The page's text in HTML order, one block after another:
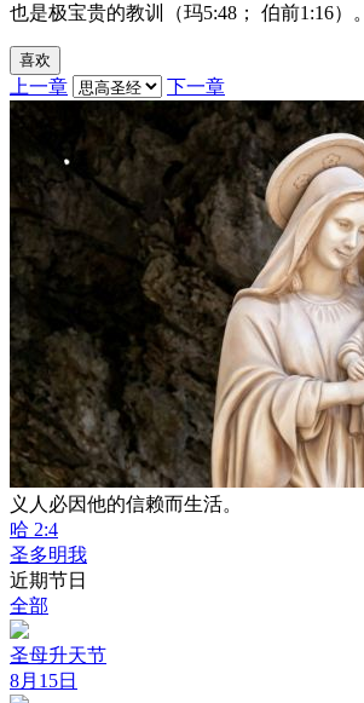
也是极宝贵的教训（玛5:48； 伯前1:16）。
喜欢
上一章 下一章
义人必因他的信赖而生活。
哈 2:4
圣多明我
近期节日
全部
圣母升天节
8月15日